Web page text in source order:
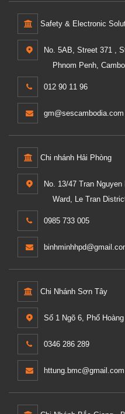
Safety & Electronic
No. 5AB, Street 371 ,
Phnom Penh,
012 90 11 96
gm@sescambodia.com
Chi nhánh Hải Phòng
No. 13/47 Tran
Ward, Le Tran
0985 733 005
Chi Nhánh Sơn Tây
Số 1 Ngõ 6, Phố
0346 286 289
httung.bmc@gmail.com